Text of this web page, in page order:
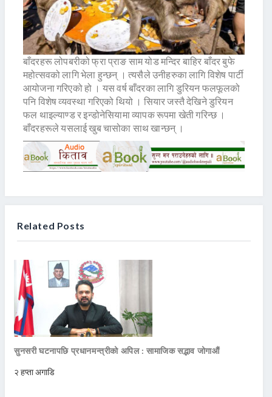
बाँदरहरू लोपबरीको फ्रा प्राङ साम योड मन्दिर बाहिर बाँदर बुफे
महोत्सवको लागि भेला हुन्छन् । त्यसैले उनीहरुका लागि विशेष पार्टी
आयोजना गरिएको हो । यस वर्ष बाँदरका लागि डुरियन फलफूलको
पनि विशेष व्यवस्था गरिएको थियो । सियार जस्तै देखिने डुरियन
फल थाइल्याण्ड र इन्डोनेसियामा व्यापक रूपमा खेती गरिन्छ ।
बाँदरहरूले यसलाई खुब चासोका साथ खान्छन् ।
Related Posts
सुनसरी घटनापछि प्रधानमन्त्रीको अपिल : सामाजिक सद्भाव जोगाऔं
२ हप्ता अगाडि